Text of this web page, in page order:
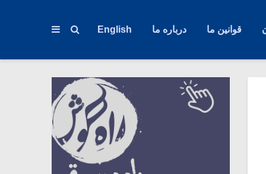
قوانین ما درباره ما English